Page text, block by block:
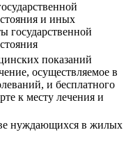
и иных
государственной
показаний
осуществляемое в
и бесплатного
к месту лечения и
нуждающихся в жилых